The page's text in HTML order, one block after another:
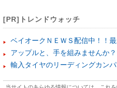
[PR]トレンドウォッチ
ベイオークＮＥＷＳ配信中！！最
アップルと、手を組みませんか？
輸入タイヤのリーディングカン